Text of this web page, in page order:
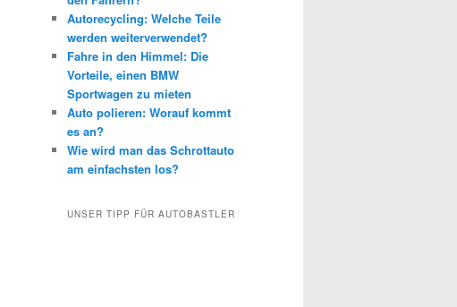
Autorecycling: Welche Teile
werden weiterverwendet?
Fahre in den Himmel: Die
Vorteile, einen BMW
Sportwagen zu mieten
Auto polieren: Worauf kommt
es an?
Wie wird man das Schrottauto
am einfachsten los?
UNSER TIPP FÜR AUTOBASTLER